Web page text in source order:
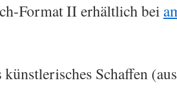
Format II erhältlich bei
künstlerisches Schaffen